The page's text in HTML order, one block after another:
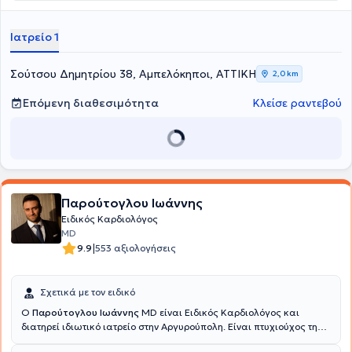
Νοσοκομείο Πεντέλης. Έχει συμμετάσχει σε πολυάριθμα συνέδρια
και έχει δημοσιεύσει αρκετά άρθρα σε ελληνικά και διεθνή ιατρικά
Καρδιολογικής Εταιρείας, αλλά και της Ευρωπαϊκής
Ιατρείο 1
Σούτσου Δημητρίου 38, Αμπελόκηποι, ΑΤΤΙΚΗ 2,0 km
Επόμενη διαθεσιμότητα Κλείσε ραντεβού
Παρούτογλου Ιωάννης
Ειδικός Καρδιολόγος
MD
9.9|553 αξιολογήσεις
Σχετικά με τον ειδικό
Ο Παρούτογλου Ιωάννης MD είναι Ειδικός Καρδιολόγος και
διατηρεί ιδιωτικό ιατρείο στην Αργυρούπολη. Είναι πτυχιούχος της